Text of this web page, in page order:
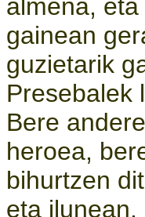
almena,
gainean
guzietarik
Presebalek
Bere
heroea,
bihurtzen
eta